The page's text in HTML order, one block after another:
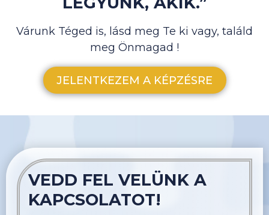
érteni magadat -Ezeken kívül különösen
ajánlott cégvezetőknek (ideális szervezeti
struktúra), vezetőknek (hatékonyabb
vezetési módszerek alapjai),
ügyfélszolgálati tevékenységhez (emberek
elfogadása), értékesítőknek (belső
emelése)
Várunk Téged is, lásd meg Te ki vagy, találd
meg Önmagad !
JELENTKEZEM A KÉPZÉSRE
VEDD FEL VELÜNK A
KAPCSOLATOT!